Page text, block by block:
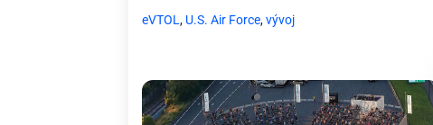
eVTOL, U.S. Air Force,vývoj